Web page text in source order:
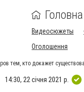
Головна
Видеосюжеты
Оголошення
тем, кто докажет
14:30, 22 січня 2021 р.